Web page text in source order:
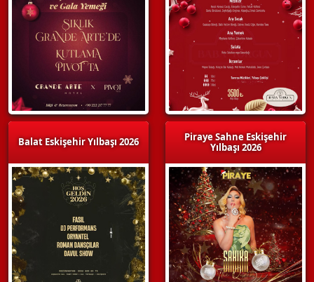
Balat Eskişehir Yılbaşı 2026
Piraye Sahne Eskişehir
Yılbaşı 2026